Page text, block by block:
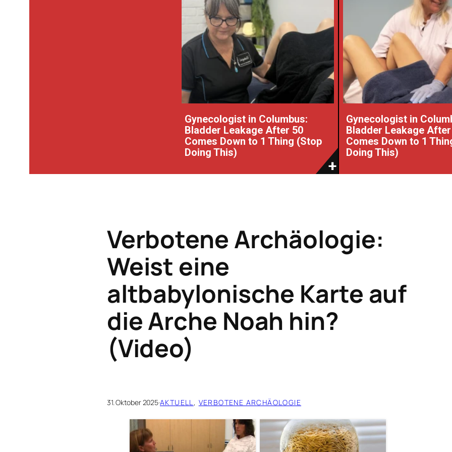
Gynecologist in Columbus:
Bladder Leakage After 50
Comes Down to 1 Thing (Stop
Doing This)
Gynecologist in
Bladder Leakage
Comes Down to 1
Doing This)
Verbotene Archäologie:
Weist eine
altbabylonische Karte auf
die Arche Noah hin?
(Video)
31. Oktober 2025·AKTUELL, VERBOTENE ARCHÄOLOGIE